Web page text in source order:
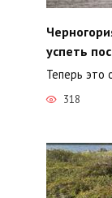
успеть
Теперь это
318